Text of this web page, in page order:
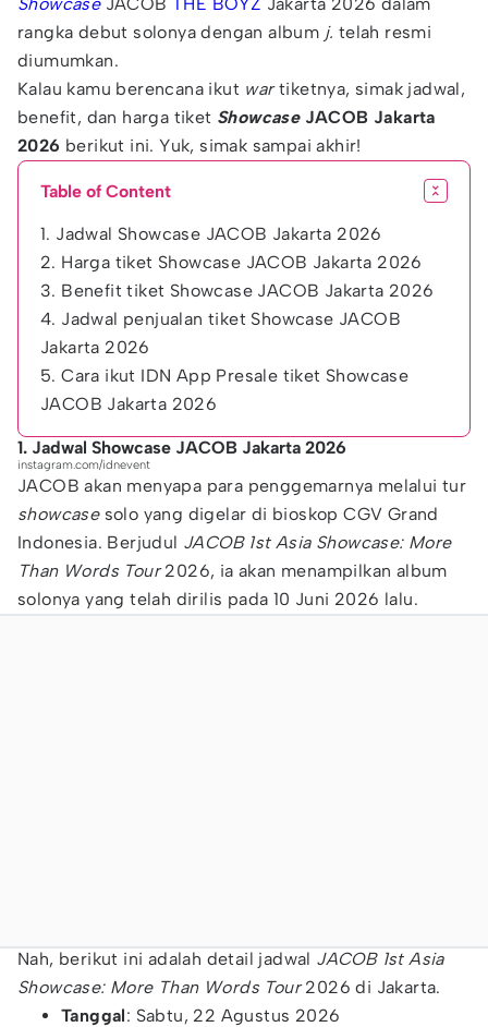
rangka debut solonya dengan album j. telah resmi
diumumkan.
Kalau kamu berencana ikut wartiketnya, simak jadwal,
benefit, dan harga tiket Showcase JACOB Jakarta
2026 berikut ini. Yuk, simak sampai akhir!
Table of Content
1. Jadwal Showcase JACOB Jakarta 2026
2. Harga tiket Showcase JACOB Jakarta 2026
3. Benefit tiket Showcase JACOB Jakarta 2026
4. Jadwal penjualan tiket Showcase JACOB
Jakarta 2026
5. Cara ikut IDN App Presale tiket Showcase
JACOB Jakarta 2026
1. Jadwal Showcase JACOB Jakarta 2026
instagram.com/idnevent
JACOB akan menyapa para penggemarnya melalui tur
showcase solo yang digelar di bioskop CGV Grand
Indonesia. Berjudul JACOB 1st Asia Showcase: More
Than Words Tour2026, ia akan menampilkan album
solonya yang telah dirilis pada 10 Juni 2026 lalu.
Nah, berikut ini adalah detail jadwal JACOB 1st Asia
Showcase: More Than Words Tour2026 di Jakarta.
Tanggal: Sabtu, 22 Agustus 2026